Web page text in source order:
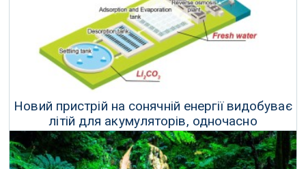
Новий пристрій на сонячній енергії видобуває
літій для акумуляторів, одночасно
опріснюючи морську воду
10 Лютого 2026 р.